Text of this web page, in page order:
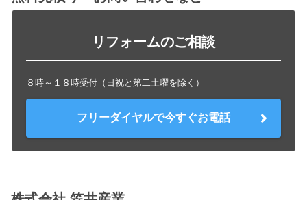
リフォームのご相談
８時～１８時受付（日祝と第二土曜を除く）
フリーダイヤルで今すぐお電話